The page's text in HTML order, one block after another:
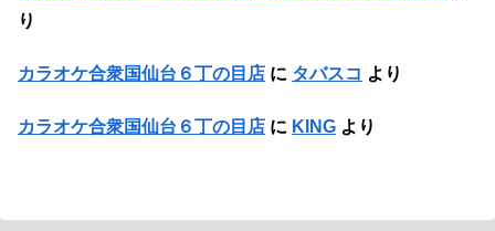
り
カラオケ合衆国仙台６丁の目店 に タバスコ より
カラオケ合衆国仙台６丁の目店 に KING より